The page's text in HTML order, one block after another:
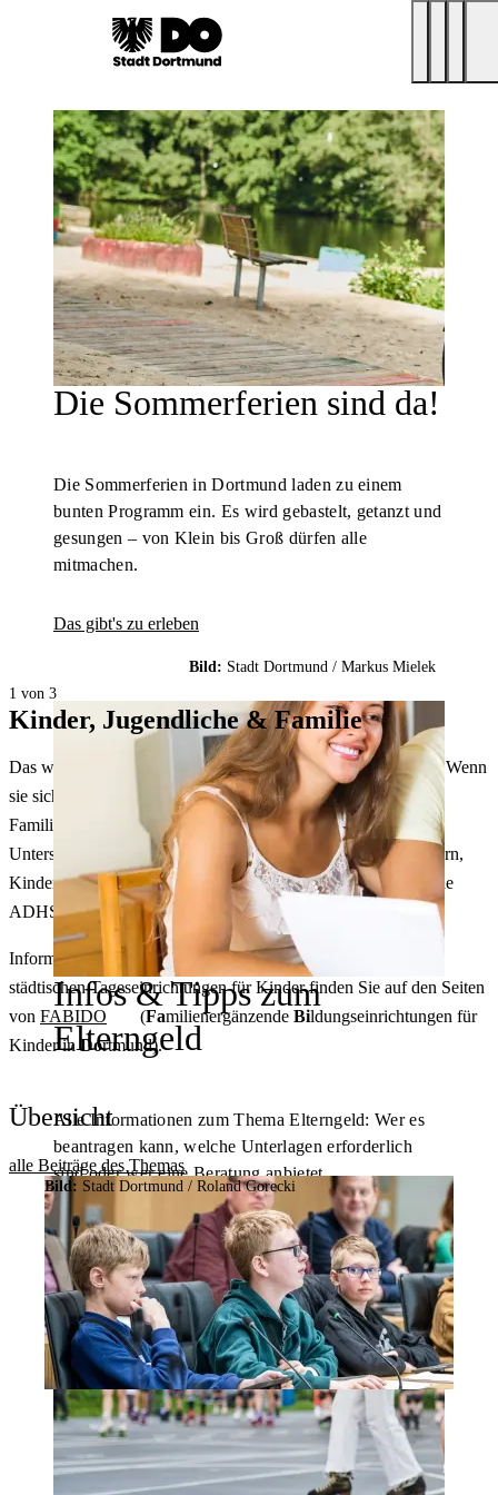
Die Sommerferien sind da!
Die Sommerferien in Dortmund laden zu einem
bunten Programm ein. Es wird gebastelt, getanzt und
gesungen – von Klein bis Groß dürfen alle
mitmachen.
Das gibt's zu erleben
Bild: Stadt Dortmund / Markus Mielek
Infos & Tipps zum
Elterngeld
Alle Informationen zum Thema Elterngeld: Wer es
beantragen kann, welche Unterlagen erforderlich
sind oder wer eine Beratung anbietet.
Weitere Informationen gibt es hier:
Bild: Adobe Stock /JackF
1 von 3
Kinder, Jugendliche & Familie
Das wichtigste soziale Netzwerk in Dortmund? Die Familien! Wenn
sie sich in der Stadt wohlfühlen, können die Kinder in diesen
Familien über sich hinauswachsen. Erfahren Sie hier, welche
Unterstützung, Beratung und Angebote es für (werdende) Eltern,
Kinder und Jugendliche in allen Stadtbezirken gibt – von A wie
ADHS bis Z wie Zwillingseltern.
Informationen zu den vielseitigen Angeboten der rund 100
städtischen Tageseinrichtungen für Kinder finden Sie auf den Seiten
von FABIDO (Familienergänzende Bildungseinrichtungen für
Kinder inDortmund).
Übersicht
alle Beiträge des Themas
Bild: Stadt Dortmund / Roland Gorecki